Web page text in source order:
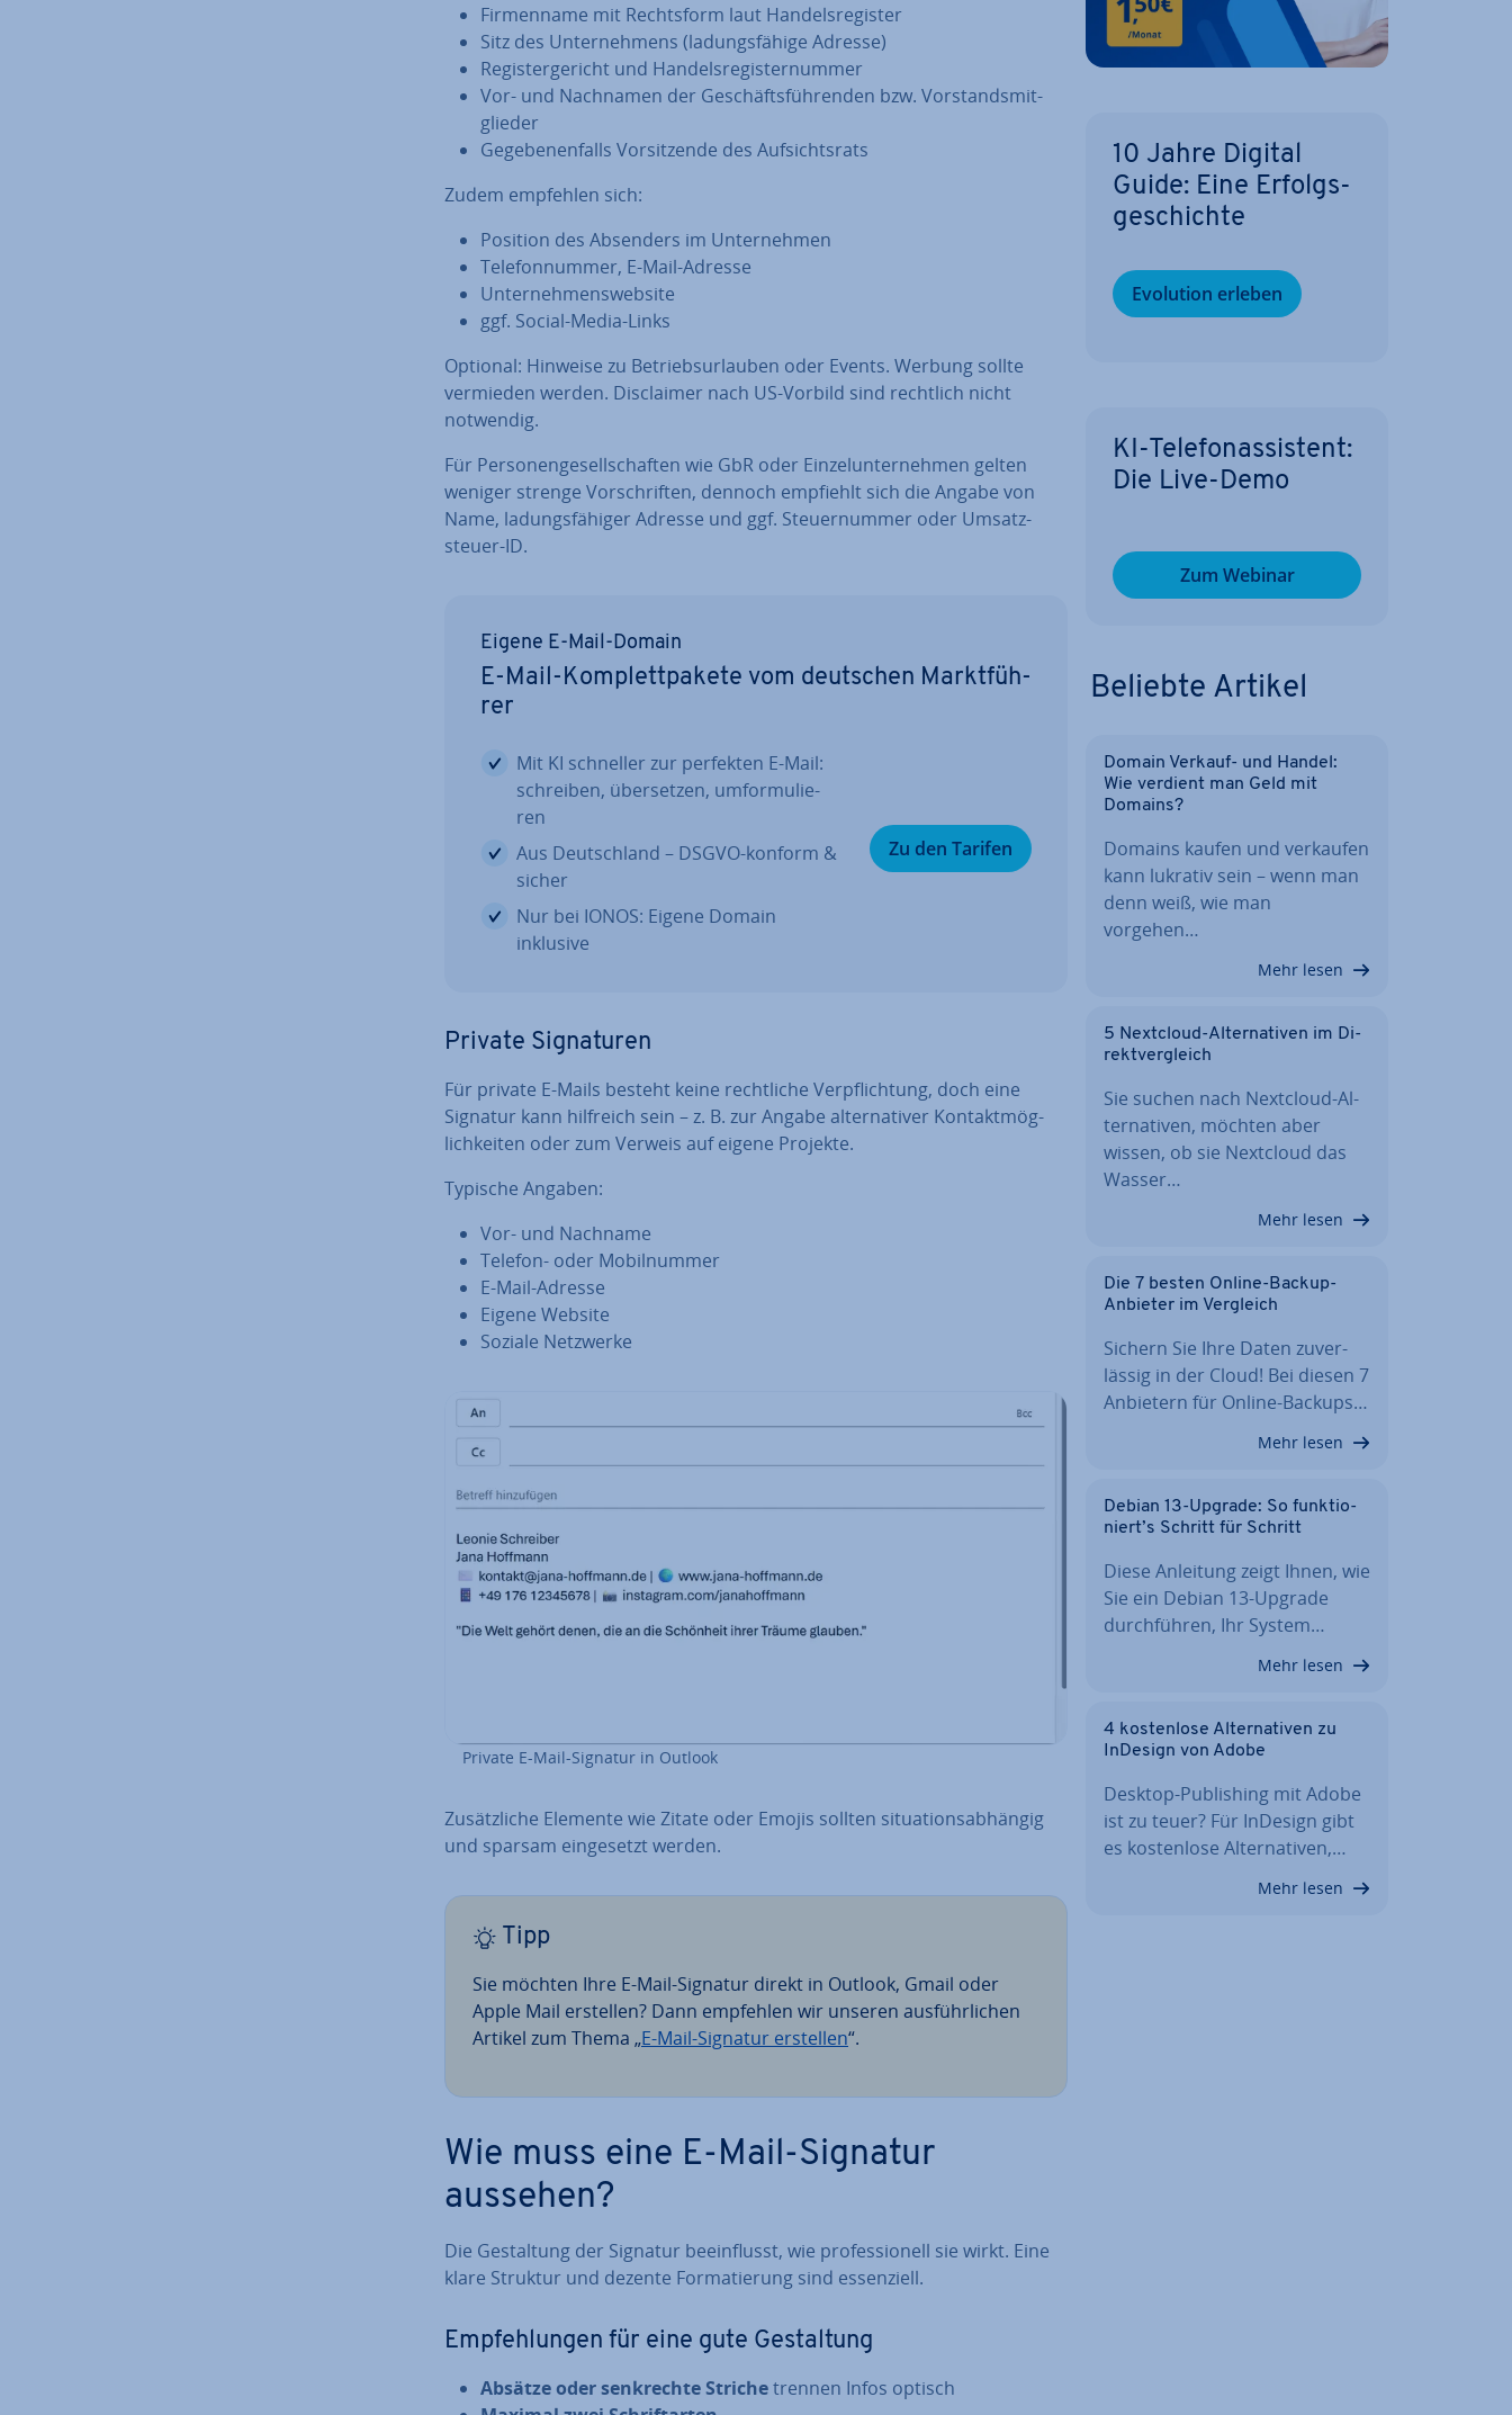
Fir­men­na­me mit Rechts­form laut Han­dels­re­gis­ter
Sitz des Un­ter­neh­mens (la­dungs­fä­hi­ge Adresse)
Re­gis­ter­ge­richt und Han­dels­re­gis­ter­num­mer
Vor- und Nachnamen der Ge­schäfts­füh­ren­den bzw. Vor­stands­mit­
glie­der
Ge­ge­be­nen­falls Vor­sit­zen­de des Auf­sichts­rats
Zudem empfehlen sich:
Position des Absenders im Un­ter­neh­men
Te­le­fon­num­mer, E-Mail-Adresse
Un­ter­neh­mens­web­site
ggf. Social-Media-Links
Optional: Hinweise zu Be­triebs­ur­lau­ben oder Events. Werbung sollte
vermieden werden. Dis­clai­mer nach US-Vorbild sind rechtlich nicht
notwendig.
Für Per­so­nen­ge­sell­schaf­ten wie GbR oder Ein­zel­un­ter­neh­men gelten
weniger strenge Vor­schrif­ten, dennoch empfiehlt sich die Angabe von
Name, la­dungs­fä­hi­ger Adresse und ggf. Steu­er­num­mer oder Um­satz­
steu­er-ID.
Eigene E-Mail-Domain
E-Mail-Kom­plett­pa­ke­te vom deutschen Markt­füh­
rer
Mit KI schneller zur perfekten E-Mail:
schreiben, über­set­zen, um­for­mu­lie­
ren
Aus Deutsch­land – DSGVO-konform &
sicher
Nur bei IONOS: Eigene Domain
inklusive
Zu den Tarifen
Private Si­gna­tu­ren
Für private E-Mails besteht keine recht­li­che Ver­pflich­tung, doch eine
Signatur kann hilfreich sein – z. B. zur Angabe al­ter­na­ti­ver Kon­takt­mög­
lich­kei­ten oder zum Verweis auf eigene Projekte.
Typische Angaben:
Vor- und Nachname
Telefon- oder Mo­bil­num­mer
E-Mail-Adresse
Eigene Website
Soziale Netzwerke
Private E-Mail-Signatur in Outlook
Zu­sätz­li­che Elemente wie Zitate oder Emojis sollten si­tua­ti­ons­ab­hän­gig
und sparsam ein­ge­setzt werden.
Tipp
Sie möchten Ihre E-Mail-Signatur direkt in Outlook, Gmail oder
Apple Mail erstellen? Dann empfehlen wir unseren aus­führ­li­chen
Artikel zum Thema „E-Mail-Signatur erstellen“.
Wie muss eine E-Mail-Signatur
aussehen?
Die Ge­stal­tung der Signatur be­ein­flusst, wie pro­fes­sio­nell sie wirkt. Eine
klare Struktur und dezente For­ma­tie­rung sind es­sen­zi­ell.
Emp­feh­lun­gen für eine gute Ge­stal­tung
Absätze oder senk­rech­te Strichetrennen Infos optisch
10 Jahre Digital
Guide: Eine Er­folgs­
ge­schich­te
Evolution erleben
KI-Te­le­fon­as­sis­tent:
Die Live-Demo
Zum Webinar
Beliebte Artikel
Domain Verkauf- und Handel:
Wie verdient man Geld mit
Domains?
Domains kaufen und verkaufen
kann lukrativ sein – wenn man
denn weiß, wie man
vorgehen…
Mehr lesen
5 Nextcloud-Al­ter­na­ti­ven im Di­
rekt­ver­gleich
Sie suchen nach Nextcloud-Al­
ter­na­ti­ven, möchten aber
wissen, ob sie Nextcloud das
Wasser…
Mehr lesen
Die 7 besten Online-Backup-
Anbieter im Vergleich
Sichern Sie Ihre Daten zu­ver­
läs­sig in der Cloud! Bei diesen 7
Anbietern für Online-Backups…
Mehr lesen
Debian 13-Upgrade: So funk­tio­
niert’s Schritt für Schritt
Diese Anleitung zeigt Ihnen, wie
Sie ein Debian 13-Upgrade
durch­füh­ren, Ihr System…
Mehr lesen
4 kos­ten­lo­se Al­ter­na­ti­ven zu
InDesign von Adobe
Desktop-Pu­bli­shing mit Adobe
ist zu teuer? Für InDesign gibt
es kos­ten­lo­se Al­ter­na­ti­ven,…
Mehr lesen